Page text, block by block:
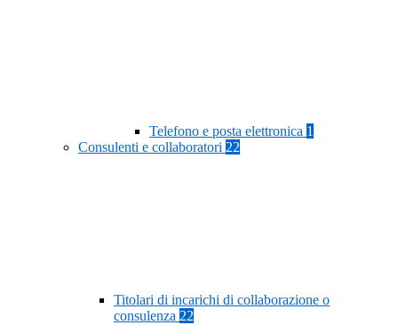
Telefono e posta elettronica 1
Consulenti e collaboratori 22
Titolari di incarichi di collaborazione o
consulenza 22